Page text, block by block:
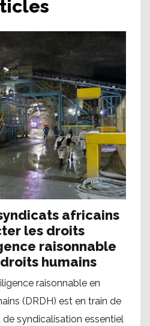
africains
les droits
raisonnable
humains
raisonnable en
(DRDH) est en train de
syndicalisation essentiel